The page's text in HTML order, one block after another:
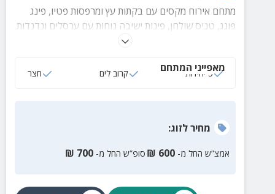
מתחם אירוח מקסים עם בקתות עץ ומרפסות פטיו, פינג
פונג, טניס שולחן, פינות ישיבה נוחות עם ערסלים ונדנדות
מאפייני המתחם
5 יחידות קרוב לים חצר
מחירלזוג:
אמצ”ש החל מ- 600
₪ סופ”ש החל מ- 700
₪